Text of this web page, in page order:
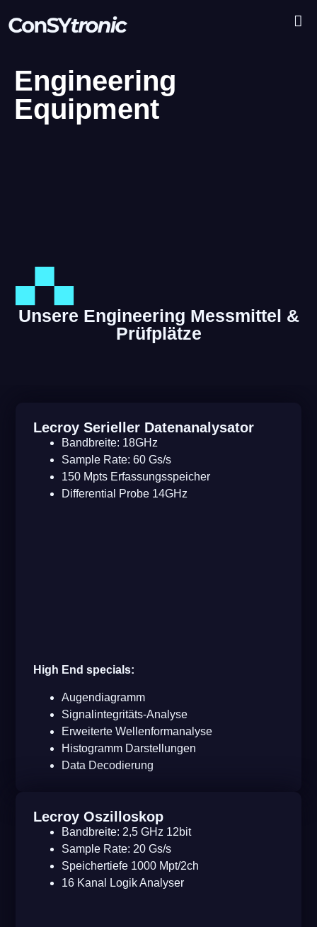
Engineering
Equipment
Unsere Engineering Messmittel &
Prüfplätze
Lecroy Serieller Datenanalysator
Bandbreite: 18GHz
Sample Rate: 60 Gs/s
150 Mpts Erfassungsspeicher
Differential Probe 14GHz
High End specials:
Augendiagramm
Signalintegritäts-Analyse
Erweiterte Wellenformanalyse
Histogramm Darstellungen
Data Decodierung
Lecroy Oszilloskop
Bandbreite: 2,5 GHz 12bit
Sample Rate: 20 Gs/s
Speichertiefe 1000 Mpt/2ch
16 Kanal Logik Analyser